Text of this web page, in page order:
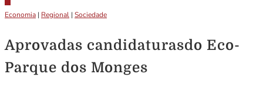
Economia | Regional | Sociedade
Aprovadas candidaturasdo Eco-
Parque dos Monges